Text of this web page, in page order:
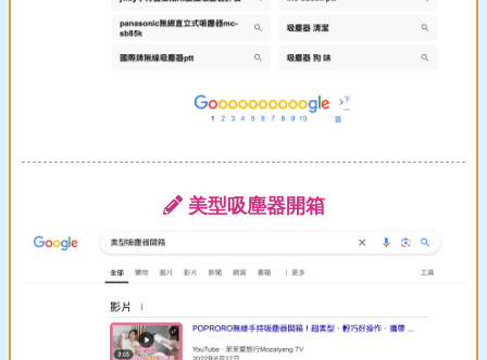
美型吸塵器開箱